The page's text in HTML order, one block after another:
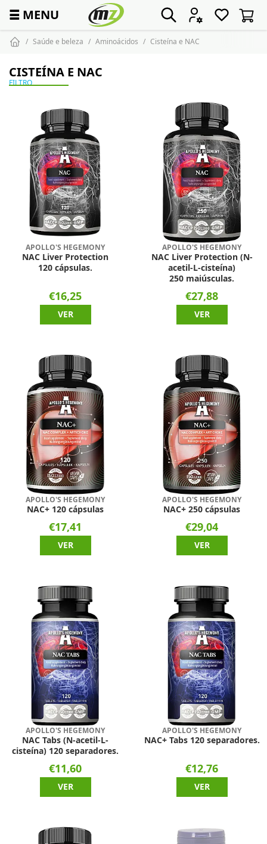
☰ MENU
Saúde e beleza Aminoácidos Cisteína e NAC
CISTEÍNA E NAC
FILTRO
APOLLO'S HEGEMONY
NAC Liver Protection
120 cápsulas.
€16,25
VER
APOLLO'S HEGEMONY
NAC Liver Protection (N-
acetil-L-cisteína)
250 maiúsculas.
€27,88
VER
APOLLO'S HEGEMONY
NAC+ 120 cápsulas
€17,41
VER
APOLLO'S HEGEMONY
NAC+ 250 cápsulas
€29,04
VER
APOLLO'S HEGEMONY
NAC Tabs (N-acetil-L-
cisteína) 120 separadores.
€11,60
VER
APOLLO'S HEGEMONY
NAC+ Tabs 120 separadores.
€12,76
VER